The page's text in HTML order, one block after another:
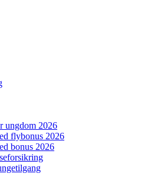
ungdom 2026
flybonus 2026
bonus 2026